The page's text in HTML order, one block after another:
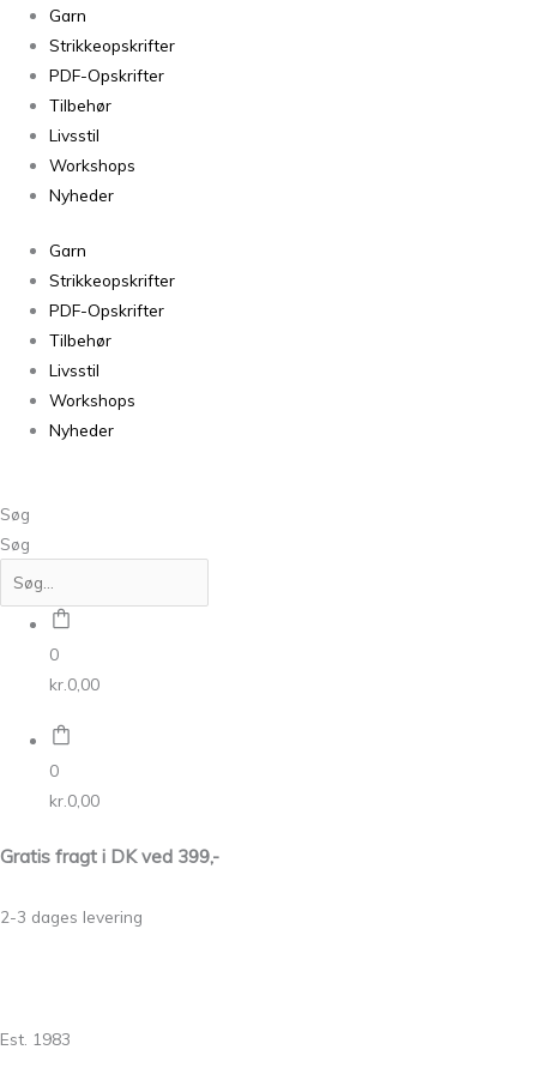
Garn
Strikkeopskrifter
PDF-Opskrifter
Tilbehør
Livsstil
Workshops
Nyheder
Garn
Strikkeopskrifter
PDF-Opskrifter
Tilbehør
Livsstil
Workshops
Nyheder
Søg
Søg
0
kr. 0,00
0
kr. 0,00
Gratis fragt i DK ved 399,-
2-3 dages levering
Est. 1983
Tante
Grøn
CPH
Plante-
håndfarvet
Bøllefrø
antal